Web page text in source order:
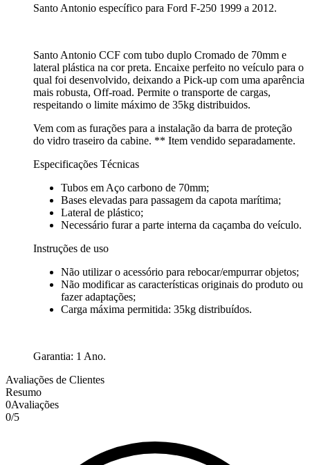
Santo Antonio específico para Ford F-250 1999 a 2012.
Santo Antonio CCF com tubo duplo Cromado de 70mm e
lateral plástica na cor preta. Encaixe perfeito no veículo para o
qual foi desenvolvido, deixando a Pick-up com uma aparência
mais robusta, Off-road. Permite o transporte de cargas,
respeitando o limite máximo de 35kg distribuidos.
Vem com as furações para a instalação da barra de proteção
do vidro traseiro da cabine. ** Item vendido separadamente.
Especificações Técnicas
Tubos em Aço carbono de 70mm;
Bases elevadas para passagem da capota marítima;
Lateral de plástico;
Necessário furar a parte interna da caçamba do veículo.
Instruções de uso
Não utilizar o acessório para rebocar/empurrar objetos;
Não modificar as características originais do produto ou
fazer adaptações;
Carga máxima permitida: 35kg distribuídos.
Garantia: 1 Ano.
Avaliações de Clientes
Resumo
0Avaliações
0/5